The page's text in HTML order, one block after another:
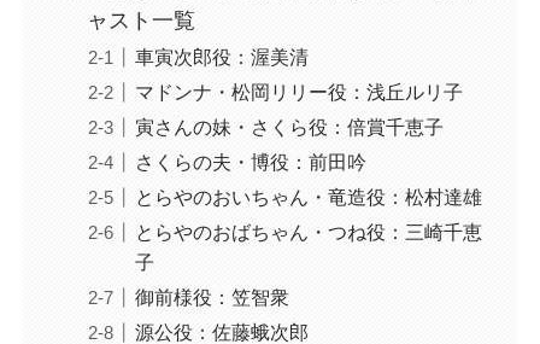
ャスト一覧
車寅次郎役：渥美清
マドンナ・松岡リリー役：浅丘ルリ子
寅さんの妹・さくら役：倍賞千恵子
さくらの夫・博役：前田吟
とらやのおいちゃん・竜造役：松村達雄
とらやのおばちゃん・つね役：三崎千恵
子
御前様役：笠智衆
源公役：佐藤蛾次郎